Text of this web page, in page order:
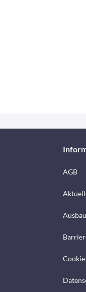
AGB